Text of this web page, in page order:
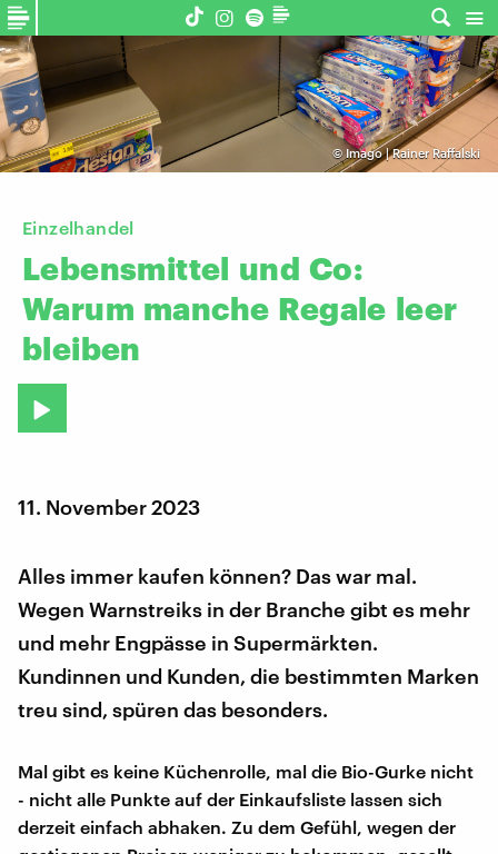
© Imago | Rainer Raffalski
Einzelhandel
Lebensmittel und Co:
Warum manche Regale leer
bleiben
11. November 2023
Alles immer kaufen können? Das war mal.
Wegen Warnstreiks in der Branche gibt es mehr
und mehr Engpässe in Supermärkten.
Kundinnen und Kunden, die bestimmten Marken
treu sind, spüren das besonders.
Mal gibt es keine Küchenrolle, mal die Bio-Gurke nicht
- nicht alle Punkte auf der Einkaufsliste lassen sich
derzeit einfach abhaken. Zu dem Gefühl, wegen der